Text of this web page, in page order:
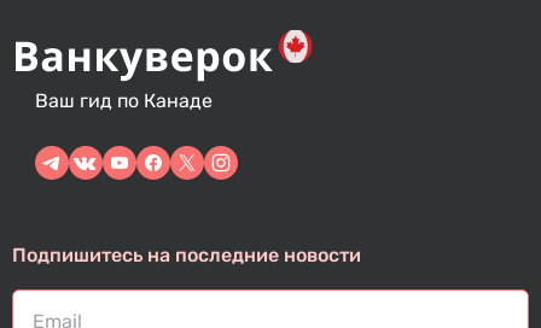
Ваш гид по Канаде
Подпишитесь на последние новости